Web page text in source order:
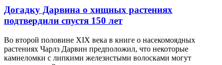
Догадку Дарвина о хищных растениях
подтвердили спустя 150 лет
Во второй половине XIX века в книге о насекомоядных
растениях Чарлз Дарвин предположил, что некоторые
камнеломки с липкими железистыми волосками могут